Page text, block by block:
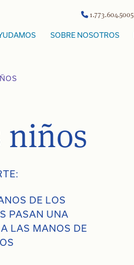
1.773.604.5005
SOBRE NOSOTROS
niños